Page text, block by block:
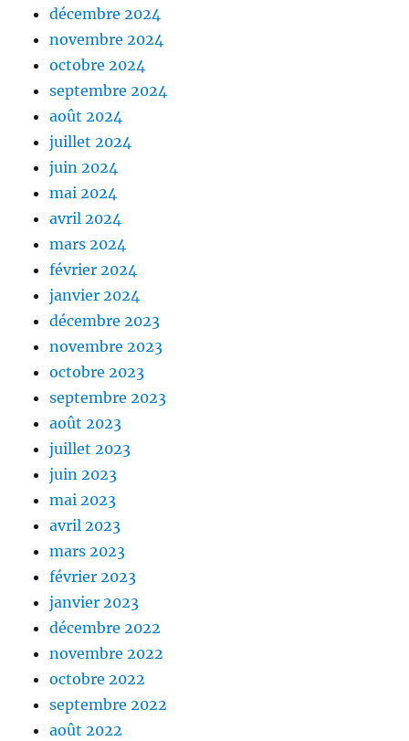
décembre 2024
novembre 2024
octobre 2024
septembre 2024
août 2024
juillet 2024
juin 2024
mai 2024
avril 2024
mars 2024
février 2024
janvier 2024
décembre 2023
novembre 2023
octobre 2023
septembre 2023
août 2023
juillet 2023
juin 2023
mai 2023
avril 2023
mars 2023
février 2023
janvier 2023
décembre 2022
novembre 2022
octobre 2022
septembre 2022
août 2022